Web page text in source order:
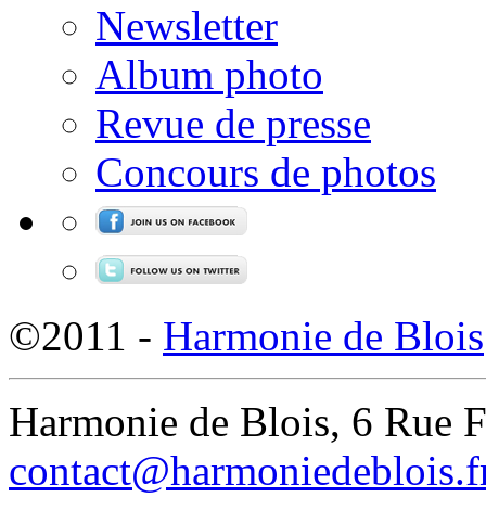
Newsletter
Album photo
Revue de presse
Concours de photos
©2011 - Harmonie de Blois
Harmonie de Blois, 6 Rue